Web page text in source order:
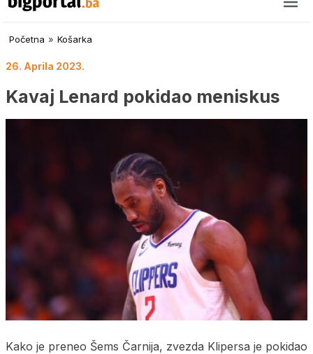
Početna » Košarka
26. Aprila 2023.
Kavaj Lenard pokidao meniskus
Kako je preneo Šems Čarnija, zvezda Klipersa je pokidao